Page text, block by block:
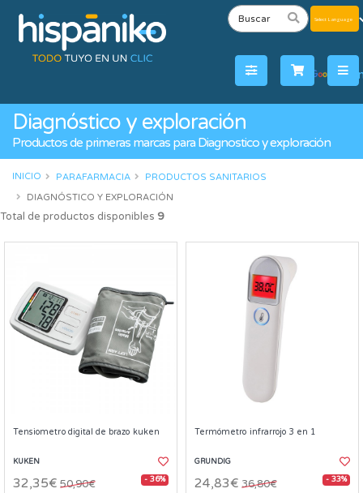
by
Diagnóstico y exploración
Productos de primeras marcas para Diagnostico y exploración
INICIO PARAFARMACIA
PRODUCTOS SANITARIOS
DIAGNÓSTICO Y EXPLORACIÓN
Total de productos disponibles 9
Tensiometro digital de brazo kuken
KUKEN
32,35€ 50,90€ - 36%
Termómetro infrarrojo 3 en 1
GRUNDIG
24,83€ 36,80€ - 33%